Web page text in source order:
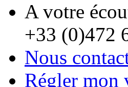
A votre
+33 (0)472
Nous
Régler mon